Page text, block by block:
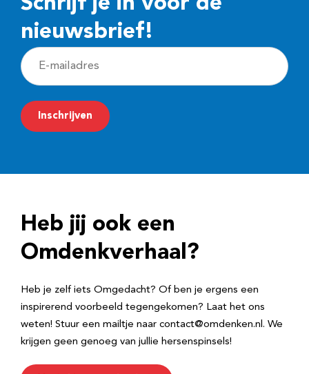
nieuwsbrief!
E
-
m
a
r
e
Inschrijven
Heb jij ook een
Omdenkverhaal?
Heb je zelf iets Omgedacht? Of ben je ergens een
inspirerend voorbeeld tegengekomen? Laat het ons
weten! Stuur een mailtje naar contact@omdenken.nl. We
krijgen geen genoeg van jullie hersenspinsels!